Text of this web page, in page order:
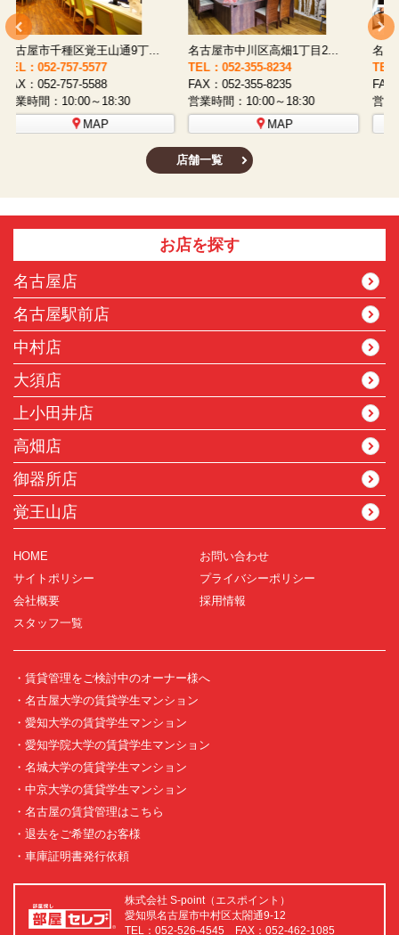
名古屋市西区八筋町277 ...
TEL：052-508-5933
FAX：052-508-5930
営業時間：10:00～18:30
MAP
名古屋市中村区太閤通9-1...
TEL：052-481-0853
FAX：052-481-3587
営業時間：10:00～18:30
MAP
店舗一覧
お店を探す
名古屋店
名古屋駅前店
中村店
大須店
上小田井店
高畑店
御器所店
覚王山店
HOME
お問い合わせ
サイトポリシー
プライバシーポリシー
会社概要
採用情報
スタッフ一覧
・賃貸管理をご検討中のオーナー様へ
・名古屋大学の賃貸学生マンション
・愛知大学の賃貸学生マンション
・愛知学院大学の賃貸学生マンション
・名城大学の賃貸学生マンション
・中京大学の賃貸学生マンション
・名古屋の賃貸管理はこちら
・退去をご希望のお客様
・車庫証明書発行依頼
株式会社 S-point（エスポイント）
愛知県名古屋市中村区太閤通9-12
TEL：052-526-4545 FAX：052-462-1085